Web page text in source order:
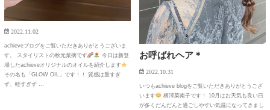
2022.11.02
achieveブログをご覧いただきありがとうございま
す。 スタイリストの秋元菜摘です
今日は新登
場したachieveオリジナルのオイルを紹介します
その名も「GLOW OIL」です！！ 質感は重すぎ
ず、軽すぎず …
お呼ばれヘア＊
2022.10.31
いつもachieve blogをご覧いただきありがとうござ
います
柄澤菜南子です！ 10月はお天気も良い日
が多くだんだんと過ごしやすい気温になってきまし